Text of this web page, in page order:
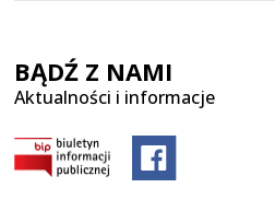
BĄDŹ Z NAMI
Aktualności i informacje